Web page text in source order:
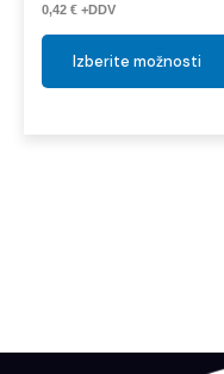
0,42 € +DDV
Izberite možnosti